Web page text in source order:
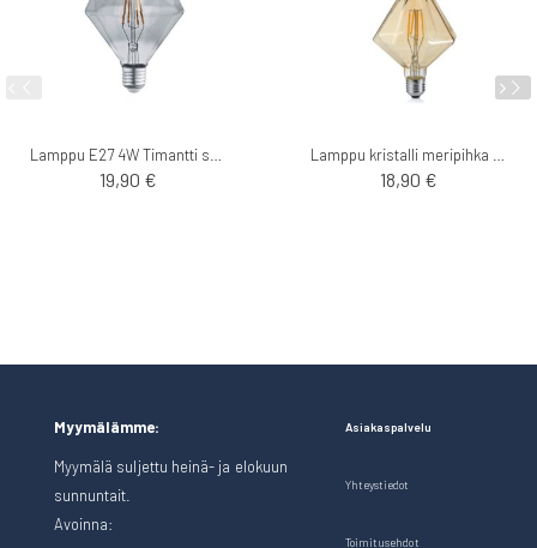
19,90 € 18,90 €
Myymälämme:
Myymälä suljettu heinä- ja elokuun
sunnuntait.
Avoinna:
Asiakaspalvelu
Yhteystiedot
Toimitusehdot